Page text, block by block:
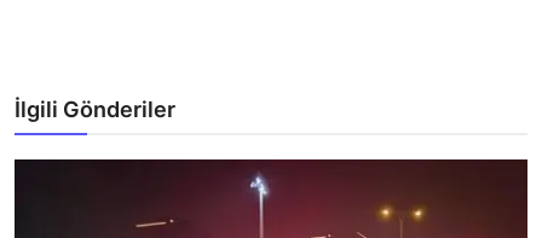
İlgili Gönderiler